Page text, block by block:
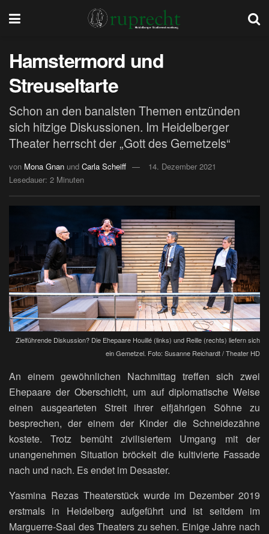
Hamstermord und
Streuseltarte
Schon an den banalsten Themen entzünden
sich hitzige Diskussionen. Im Heidelberger
Theater herrscht der „Gott des Gemetzels“
von Mona Gnan und Carla Scheiff
14. Dezember 2021
Lesedauer: 2 Minuten
Zielführende Diskussion? Die Ehepaare Houillé (links) und Reille (rechts) liefern sich
ein Gemetzel. Foto: Susanne Reichardt / Theater HD
An einem gewöhnlichen Nachmittag treffen sich zwei
Ehepaare der Oberschicht, um auf diplomatische Weise
einen ausgearteten Streit ihrer elfjährigen Söhne zu
besprechen, der einem der Kinder die Schneidezähne
kostete. Trotz bemüht zivilisiertem Umgang mit der
unangenehmen Situation bröckelt die kultivierte Fassade
nach und nach. Es endet im Desaster.
Yasmina Rezas Theaterstück wurde im Dezember 2019
erstmals in Heidelberg aufgeführt und ist seitdem im
Marguerre-Saal des Theaters zu sehen. Einige Jahre nach